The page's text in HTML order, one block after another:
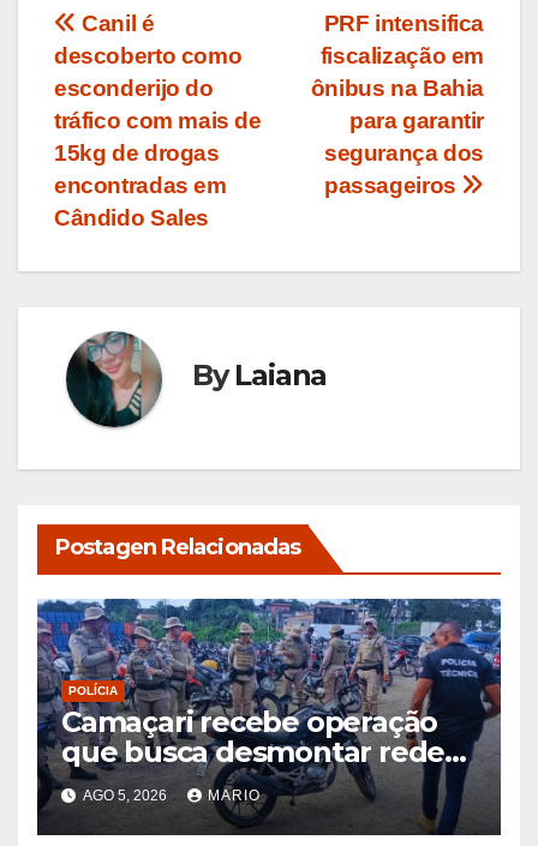
Navegação
de
Post
PRF intensifica
fiscalização em
ônibus na Bahia
para garantir
segurança dos
passageiros
Canil é
descoberto como
esconderijo do
tráfico com mais de
15kg de drogas
encontradas em
Cândido Sales
ByLaiana
Postagen Relacionadas
POLÍCIA
Camaçari recebe operação
que busca desmontar rede
de receptação de veículos
roubados e clonados
AGO 5, 2026 MARIO